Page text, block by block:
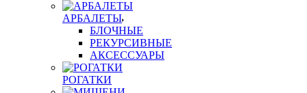
АРБАЛЕТЫ
БЛОЧНЫЕ
РЕКУРСИВНЫЕ
АКСЕССУАРЫ
РОГАТКИ